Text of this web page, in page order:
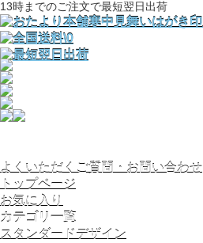
13時までのご注文で最短翌日出荷
よくいただくご質問・お問い合わせ
トップページ
お気に入り
カテゴリ一覧
スタンダードデザイン